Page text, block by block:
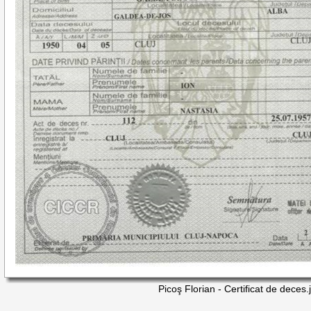
Picoş Florian - Certificat de